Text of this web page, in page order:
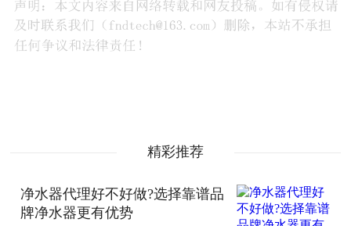
精彩推荐
净水器代理好不好做?选择靠谱品
牌净水器更有优势